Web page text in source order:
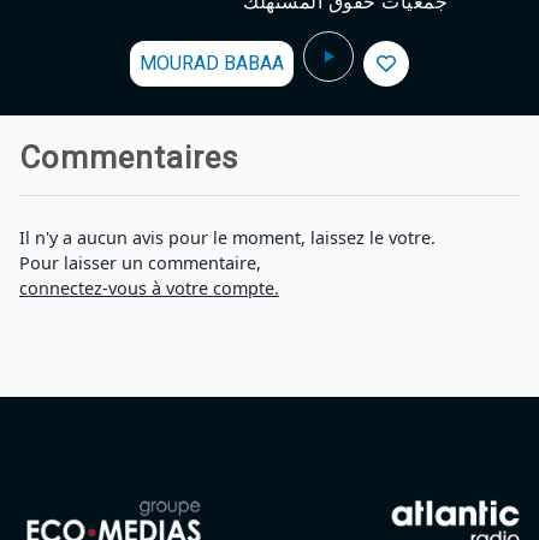
MOURAD BABAA
Commentaires
Il n'y a aucun avis pour le moment, laissez le votre.
Pour laisser un commentaire,
connectez-vous à votre compte.